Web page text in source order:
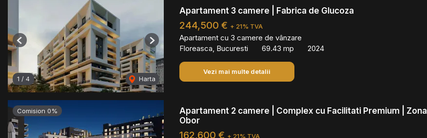
1 / 4 Harta
Previous Next
Apartament 3 camere | Fabrica de Glucoza
244,500 € + 21% TVA
Apartament cu 3 camere de vânzare
Floreasca, Bucuresti
69.43 mp 2024
Vezi mai multe detalii
Comision 0%
Apartament 2 camere | Complex cu Facilitati Premium | Zona
Obor
162,600 € + 21% TVA